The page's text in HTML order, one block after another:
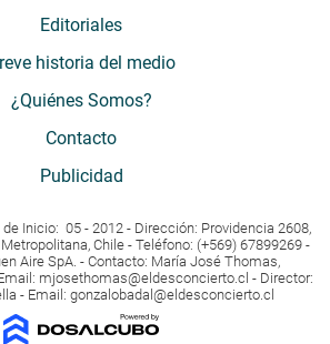
Editoriales
historia del medio
¿Quiénes Somos?
Contacto
Publicidad
Inicio: 05 - 2012 - Dirección: Providencia 2608,
Chile - Teléfono: (+569) 67899269 -
Aire SpA. - Contacto: María José Thomas,
mjosethomas@eldesconcierto.cl - Director:
- Email: gonzalobadal@eldesconcierto.cl